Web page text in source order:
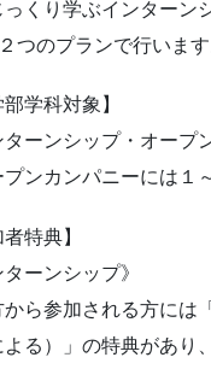
くり学ぶインターン
つのプランで行います
学科対象】
ンシップ・オープン
カンパニーには１～
特典】
ーンシップ》
参加される方には「
る）」の特典があり